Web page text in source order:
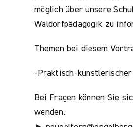
möglich über unsere
Waldorfpädagogik zu
Themen bei diesem
-Praktisch-
Bei Fragen können Sie
wenden.